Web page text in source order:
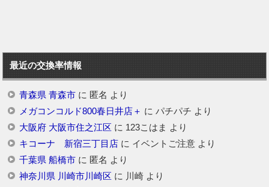
最近の交換率情報
青森県 青森市に 匿名 より
メガコンコルド800春日井店＋ に パチパチ より
大阪府 大阪市住之江区 に 123こはま より
キコーナ 新宿三丁目店に イベントご注意より
千葉県 船橋市に 匿名 より
神奈川県 川崎市川崎区 に 川崎より